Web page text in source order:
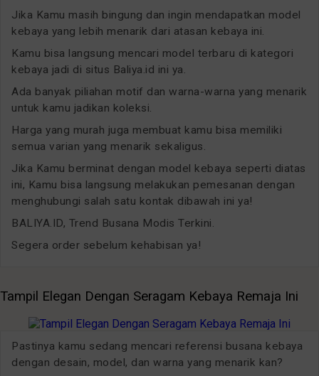
Jika Kamu masih bingung dan ingin mendapatkan model
kebaya yang lebih menarik dari atasan kebaya ini.
Kamu bisa langsung mencari model terbaru di kategori
kebaya jadi di situs Baliya.id ini ya.
Ada banyak piliahan motif dan warna-warna yang menarik
untuk kamu jadikan koleksi.
Harga yang murah juga membuat kamu bisa memiliki
semua varian yang menarik sekaligus.
Jika Kamu berminat dengan model kebaya seperti diatas
ini, Kamu bisa langsung melakukan pemesanan dengan
menghubungi salah satu kontak dibawah ini ya!
BALIYA.ID, Trend Busana Modis Terkini.
Segera order sebelum kehabisan ya!
Tampil Elegan Dengan Seragam Kebaya Remaja Ini
Pastinya kamu sedang mencari referensi busana kebaya
dengan desain, model, dan warna yang menarik kan?